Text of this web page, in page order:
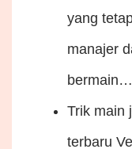
yang
manajer
bermain…
Trik main
terbaru